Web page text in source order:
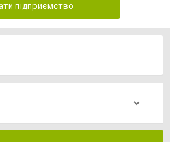
підприємство